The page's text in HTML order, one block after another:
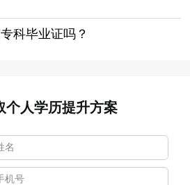
科毕业证吗？
个人学历提升方案